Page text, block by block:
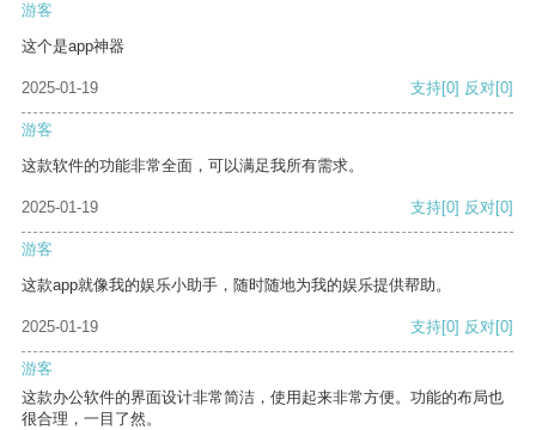
游客
这个是app神器
2025-01-19 支持[0] 反对[0]
游客
这款软件的功能非常全面，可以满足我所有需求。
2025-01-19 支持[0] 反对[0]
游客
这款app就像我的娱乐小助手，随时随地为我的娱乐提供帮助。
2025-01-19 支持[0] 反对[0]
游客
这款办公软件的界面设计非常简洁，使用起来非常方便。功能的布局也
很合理，一目了然。